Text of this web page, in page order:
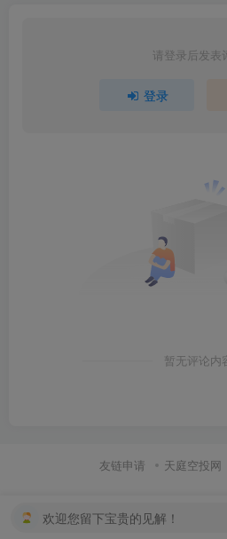
请登录后发表
登录
暂无评论内
友链申请 天庭空投网
欢迎您留下宝贵的见解！